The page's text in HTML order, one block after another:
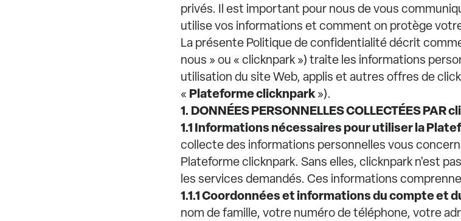
privés. Il est important pour nous de vous
utilise vos informations et comment on protège
La présente Politique de confidentialité décrit
nous » ou « clicknpark ») traite les informations
utilisation du site Web, applis et autres offres de
« Plateforme clicknpark»).
1. DONNÉES PERSONNELLES COLLECTÉES PAR
1.1 Informations nécessaires pour utiliser la
collecte des informations personnelles vous
Plateforme clicknpark. Sans elles, clicknpark n'est
les services demandés. Ces informations
1.1.1 Coordonnées et informations du compte et
nom de famille, votre numéro de téléphone, votre